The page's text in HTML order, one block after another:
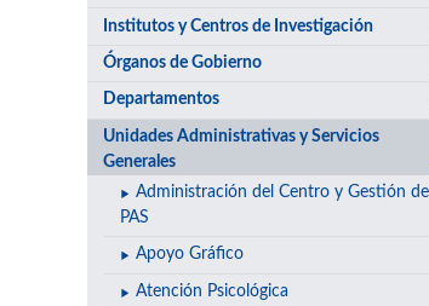
Institutos y Centros de Investigación
Órganos de Gobierno
Departamentos
Unidades Administrativas y Servicios
Generales
Administración del Centro y Gestión del
PAS
Apoyo Gráfico
Atención Psicológica